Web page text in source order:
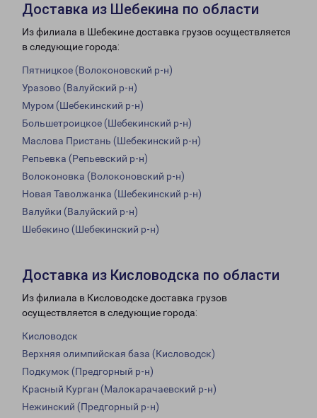
Доставка из Шебекина по области
Из филиала в Шебекине доставка грузов осуществляется
в следующие города:
Пятницкое (Волоконовский р-н)
Уразово (Валуйский р-н)
Муром (Шебекинский р-н)
Большетроицкое (Шебекинский р-н)
Маслова Пристань (Шебекинский р-н)
Репьевка (Репьевский р-н)
Волоконовка (Волоконовский р-н)
Новая Таволжанка (Шебекинский р-н)
Валуйки (Валуйский р-н)
Шебекино (Шебекинский р-н)
Доставка из Кисловодска по области
Из филиала в Кисловодске доставка грузов
осуществляется в следующие города:
Кисловодск
Верхняя олимпийская база (Кисловодск)
Подкумок (Предгорный р-н)
Красный Курган (Малокарачаевский р-н)
Нежинский (Предгорный р-н)